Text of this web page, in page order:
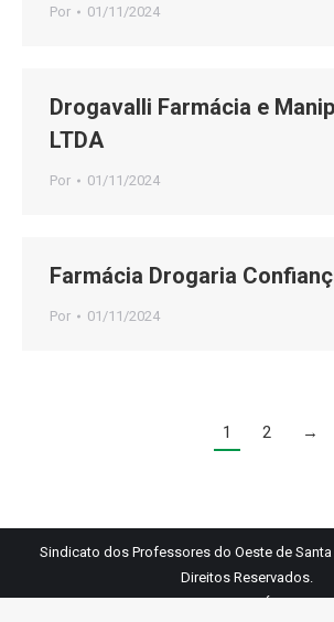
Por 01/11/2024
Drogavalli Farmácia e
LTDA
Por 01/11/2024
Farmácia Drogaria
Por 01/11/2024
1 2 →
Sindicato dos Professores do Oeste de
Direitos Reservados.